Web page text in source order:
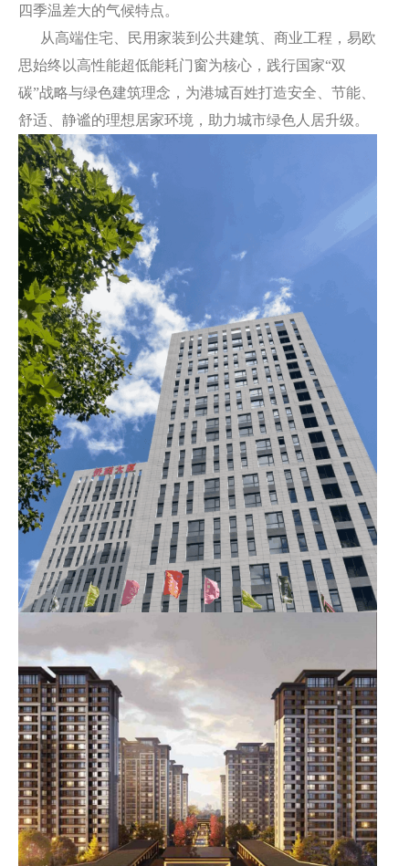
四季温差大的气候特点。
从高端住宅、民用家装到公共建筑、商业工程，易欧
思始终以高性能超低能耗门窗为核心，践行国家“双
碳”战略与绿色建筑理念，为港城百姓打造安全、节能、
舒适、静谧的理想居家环境，助力城市绿色人居升级。